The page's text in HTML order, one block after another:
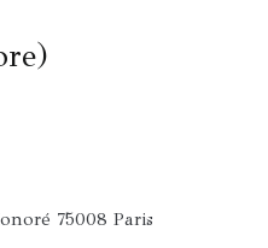
75008 Paris